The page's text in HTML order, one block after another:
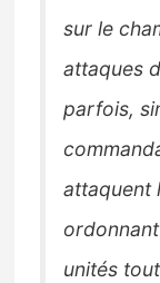
sur le
attaques
parfois,
attaquent
unités